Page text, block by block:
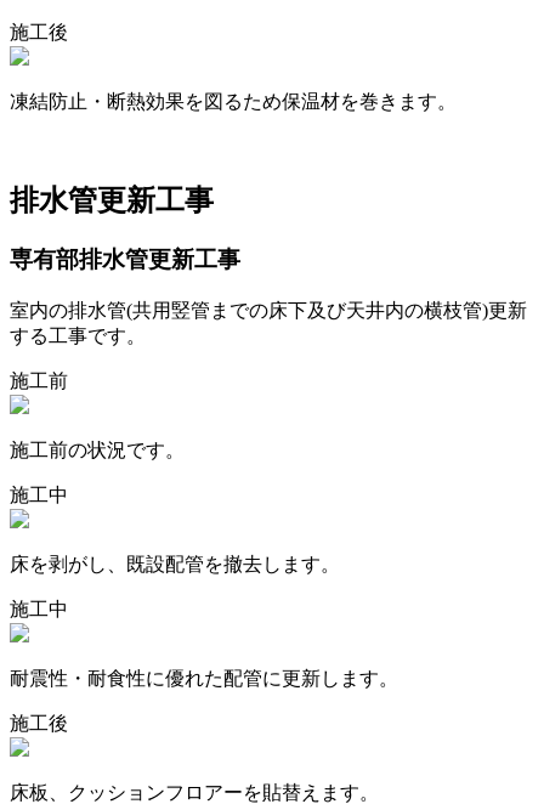
施工後
凍結防止・断熱効果を図るため保温材を巻きます。
排水管更新工事
専有部排水管更新工事
室内の排水管(共用竪管までの床下及び天井内の横枝管)更新
する工事です。
施工前
施工前の状況です。
施工中
床を剥がし、既設配管を撤去します。
施工中
耐震性・耐食性に優れた配管に更新します。
施工後
床板、クッションフロアーを貼替えます。